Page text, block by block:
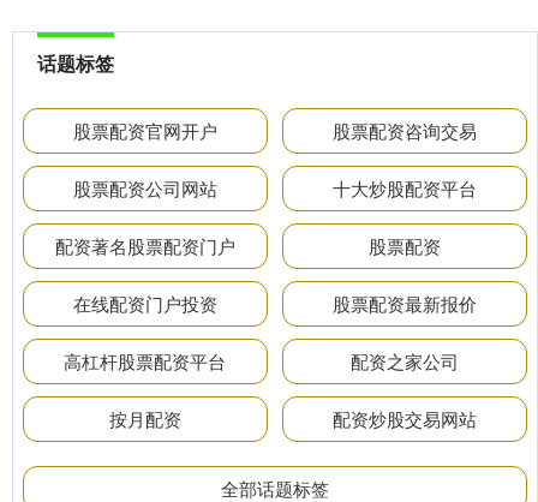
话题标签
股票配资官网开户 股票配资咨询交易
股票配资公司网站 十大炒股配资平台
配资著名股票配资门户 股票配资
在线配资门户投资 股票配资最新报价
高杠杆股票配资平台 配资之家公司
按月配资 配资炒股交易网站
全部话题标签